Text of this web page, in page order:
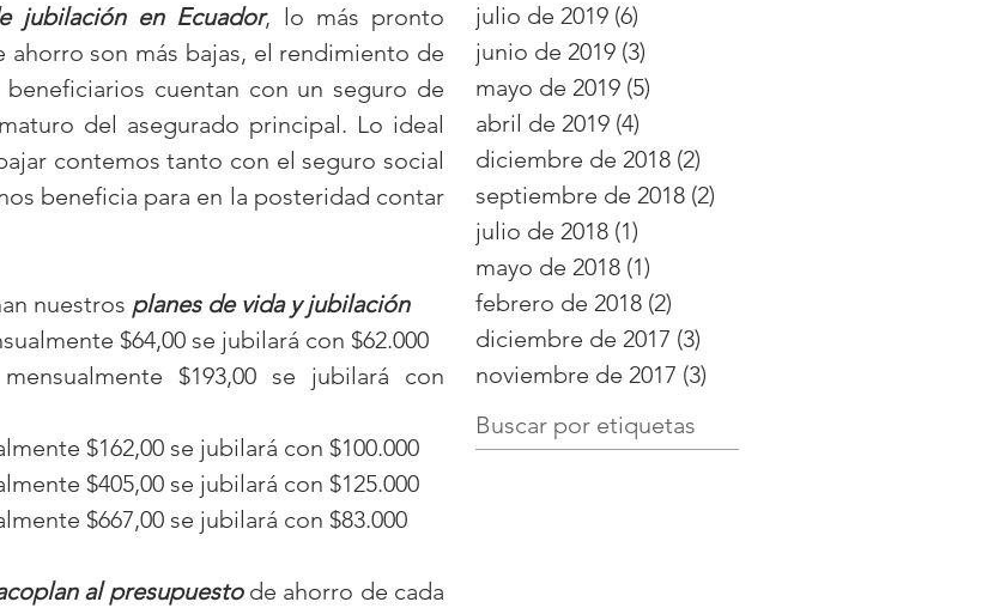
jubilación en Ecuador, lo más pronto
son más bajas, el rendimiento de
cuentan con un seguro de
del asegurado principal. Lo ideal
contemos tanto con el seguro social
beneficia para en la posteridad contar
nuestros planes de vida y jubilación
$64,00 se jubilará con $62.000
$193,00 se jubilará con
$162,00 se jubilará con $100.000
$405,00 se jubilará con $125.000
$667,00 se jubilará con $83.000
al presupuesto de ahorro de cada
julio de 2019 (6)
junio de 2019 (3)
mayo de 2019 (5)
abril de 2019 (4)
diciembre de 2018 (2)
septiembre de 2018 (2)
julio de 2018 (1)
mayo de 2018 (1)
febrero de 2018 (2)
diciembre de 2017 (3)
noviembre de 2017 (3)
Buscar por etiquetas